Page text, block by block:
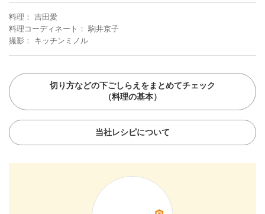
料理
吉田愛
料理コーディネート
駒井京子
撮影
キッチンミノル
切り方などの下ごしらえをまとめてチェック
（料理の基本）
当社レシピについて